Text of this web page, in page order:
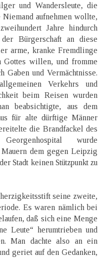
und Wandersleute, die
aufnehmen wollte,
Jahre hindurch
Bürgerschaft an diese
arme, kranke Fremdlinge
willen, und fromme
Gaben und Vermächtnisse.
Verkehrs und
beim Reisen wurden
beabsichtigte, aus dem
für alte dürftige Männer
die Brandfackel des
wurde
dem gegen Leipzig
Stadt keinen Stützpunkt zu
seine zweite,
Es waren nämlich bei
daß sich eine Menge
Leute“ herumtrieben und
Man dachte also an ein
geriet auf den Gedanken,